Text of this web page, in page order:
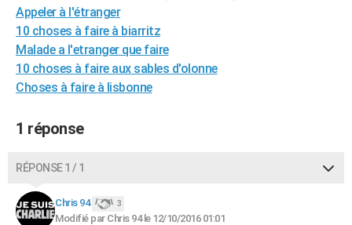
Dictionnaire
Biographies
Citations
Expressions
Proverbes
PROGRAMME TV
COPAINS D'AVANT
S'inscrire
Se connecter
Lycées
Collèges
Primaires
Universités
Entreprises
Service militaire
Avis de recherche
AVIS DE DÉCÈS
FORUM
Appeler à l'étranger
10 choses à faire à biarritz
Malade a l'etranger que faire
10 choses à faire aux sables d'olonne
Choses à faire à lisbonne
1 réponse
RÉPONSE 1 / 1
Chris 94 3
Modifié par Chris 94 le 12/10/2016 01:01